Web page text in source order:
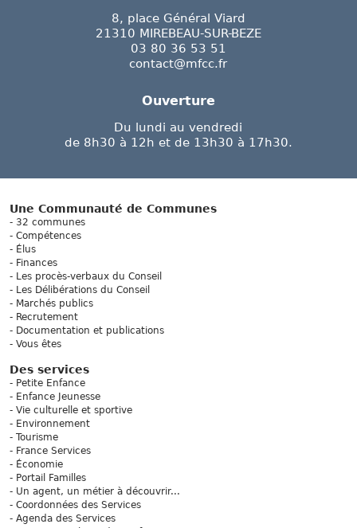
8, place Général Viard
21310 MIREBEAU-SUR-BEZE
03 80 36 53 51
contact@mfcc.fr
Ouverture
Du lundi au vendredi
de 8h30 à 12h et de 13h30 à 17h30.
Une Communauté de Communes
32 communes
Compétences
Élus
Finances
Les procès-verbaux du Conseil
Les Délibérations du Conseil
Marchés publics
Recrutement
Documentation et publications
Vous êtes
Des services
Petite Enfance
Enfance Jeunesse
Vie culturelle et sportive
Environnement
Tourisme
France Services
Économie
Portail Familles
Un agent, un métier à découvrir...
Coordonnées des Services
Agenda des Services